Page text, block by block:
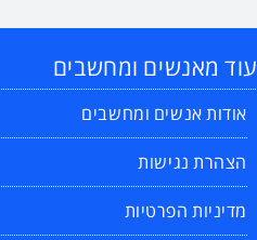
עוד מאנשים ומחשבים
אודות אנשים ומחשבים
הצהרת נגישות
מדיניות הפרטיות